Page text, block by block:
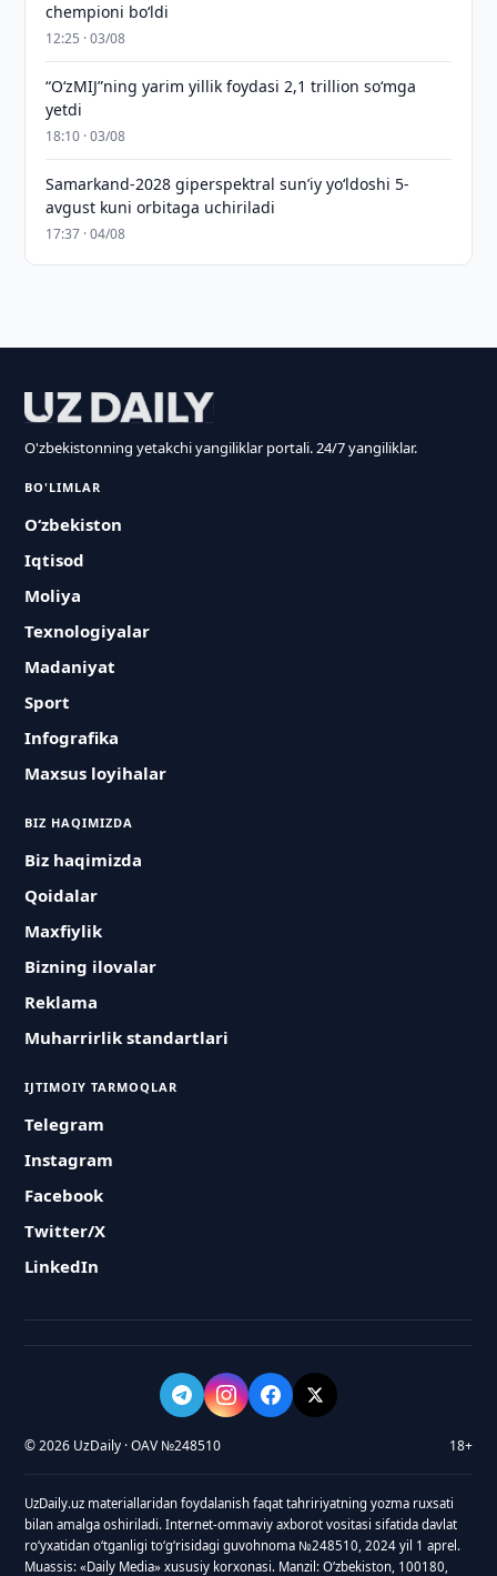
chempioni bo‘ldi
12:25 · 03/08
“O‘zMIJ”ning yarim yillik foydasi 2,1 trillion so‘mga
yetdi
18:10 · 03/08
Samarkand-2028 giperspektral sun’iy yo‘ldoshi 5-
avgust kuni orbitaga uchiriladi
17:37 · 04/08
O'zbekistonning yetakchi yangiliklar portali. 24/7 yangiliklar.
BO'LIMLAR
O‘zbekiston
Iqtisod
Moliya
Texnologiyalar
Madaniyat
Sport
Infografika
Maxsus loyihalar
BIZ HAQIMIZDA
Biz haqimizda
Qoidalar
Maxfiylik
Bizning ilovalar
Reklama
Muharrirlik standartlari
IJTIMOIY TARMOQLAR
Telegram
Instagram
Facebook
Twitter/X
LinkedIn
© 2026 UzDaily · OAV №248510 18+
UzDaily.uz materiallaridan foydalanish faqat tahririyatning yozma ruxsati
bilan amalga oshiriladi. Internet-ommaviy axborot vositasi sifatida davlat
roʻyxatidan oʻtganligi toʻgʻrisidagi guvohnoma №248510, 2024 yil 1 aprel.
Muassis: «Daily Media» xususiy korxonasi. Manzil: Oʻzbekiston, 100180,